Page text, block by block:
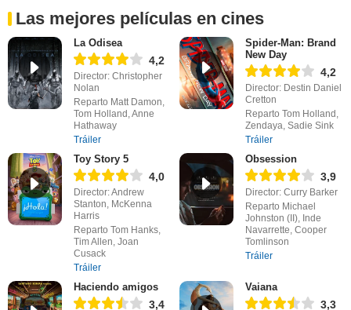
Las mejores películas en cines
La Odisea
4,2
Director: Christopher
Nolan
Reparto Matt Damon,
Tom Holland, Anne
Hathaway
Tráiler
Spider-Man: Brand
New Day
4,2
Director: Destin Daniel
Cretton
Reparto Tom Holland,
Zendaya, Sadie Sink
Tráiler
Toy Story 5
4,0
Director: Andrew
Stanton, McKenna
Harris
Reparto Tom Hanks,
Tim Allen, Joan
Cusack
Tráiler
Obsession
3,9
Director: Curry Barker
Reparto Michael
Johnston (II), Inde
Navarrette, Cooper
Tomlinson
Tráiler
Haciendo amigos
3,4
Vaiana
3,3